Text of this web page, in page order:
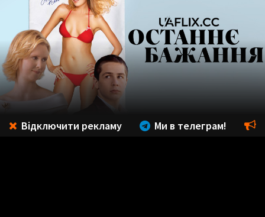
Відключити рекламу Ми в телеграм!